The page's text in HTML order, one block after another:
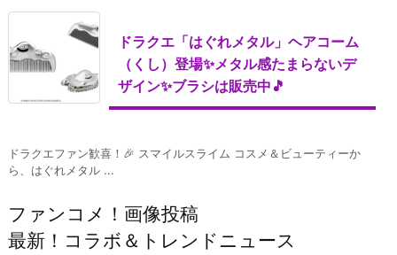
ドラクエ「はぐれメタル」ヘアコーム
（くし）登場✨メタル感たまらないデ
ザイン✨ブラシは販売中🎵
ドラクエファン歓喜！🎉 スマイルスライム コスメ＆ビューティーか
ら、はぐれメタル ...
ファンコメ！画像投稿
最新！コラボ＆トレンドニュース